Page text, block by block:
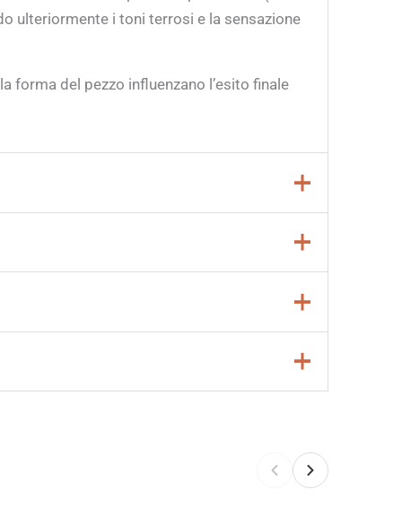
ulteriormente i toni terrosi e la sensazione
forma del pezzo influenzano l’esito finale
si utilizzando altri smalti;
largo e morbido;
superficiale viene eliminata tramite cotture